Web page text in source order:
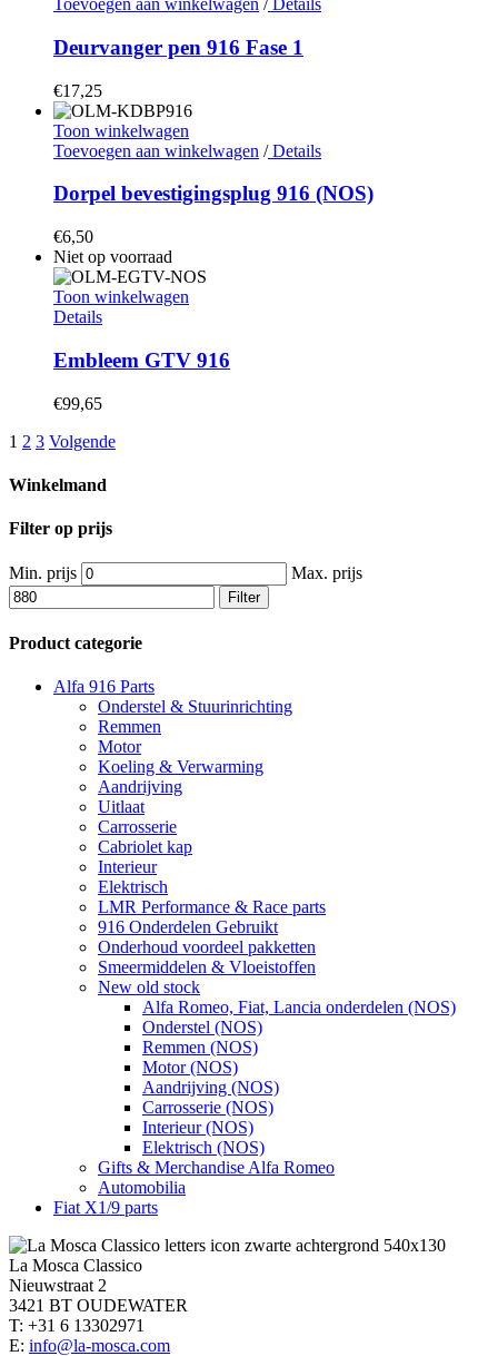
Toevoegen aan winkelwagen / Details
Deurvanger pen 916 Fase 1
€17,25
Toon winkelwagen
Toevoegen aan winkelwagen /Details
Dorpel bevestigingsplug 916 (NOS)
€6,50
Niet op voorraad
Toon winkelwagen
Details
Embleem GTV 916
€99,65
1 2 3 Volgende
Winkelmand
Filter op prijs
Min. prijs Max. prijs
Filter
Product categorie
Alfa 916 Parts
Onderstel & Stuurinrichting
Remmen
Motor
Koeling & Verwarming
Aandrijving
Uitlaat
Carrosserie
Cabriolet kap
Interieur
Elektrisch
LMR Performance & Race parts
916 Onderdelen Gebruikt
Onderhoud voordeel pakketten
Smeermiddelen & Vloeistoffen
New old stock
Alfa Romeo, Fiat, Lancia onderdelen (NOS)
Onderstel (NOS)
Remmen (NOS)
Motor (NOS)
Aandrijving (NOS)
Carrosserie (NOS)
Interieur (NOS)
Elektrisch (NOS)
Gifts & Merchandise Alfa Romeo
Automobilia
Fiat X1/9 parts
La Mosca Classico
Nieuwstraat 2
3421 BT OUDEWATER
T: +31 6 13302971
E: info@la-mosca.com